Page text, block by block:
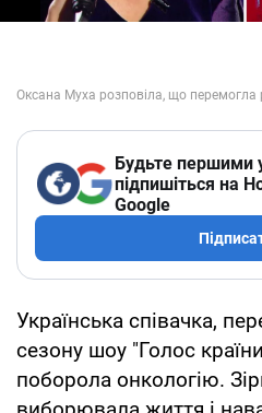
Будьте першими
підпишіться на
Google
Українська співачка,
сезону шоу "Голос
поборола онкологію.